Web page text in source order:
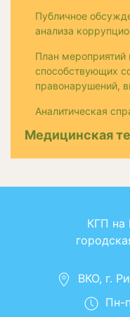
Публичное
анализа
План мероприятий
способствующих
правонарушений,
Аналитическая
Медицинская
КГП на
ВКО, г.
Пн-